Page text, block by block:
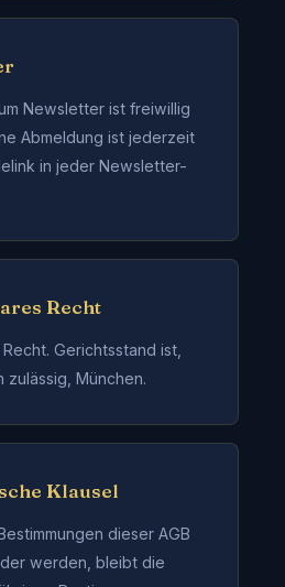
Newsletter ist freiwillig
Abmeldung ist jederzeit
in jeder Newsletter-
Recht
Gerichtsstand ist,
München.
Klausel
dieser AGB
werden, bleibt die